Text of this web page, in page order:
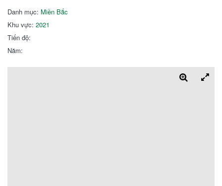
Danh mục: Miền Bắc
Khu vực: 2021
Tiến độ:
Năm: